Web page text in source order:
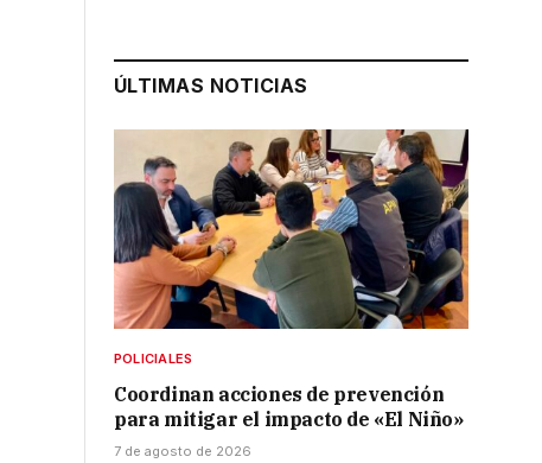
ÚLTIMAS NOTICIAS
POLICIALES
Coordinan acciones de prevención
para mitigar el impacto de «El Niño»
7 de agosto de 2026